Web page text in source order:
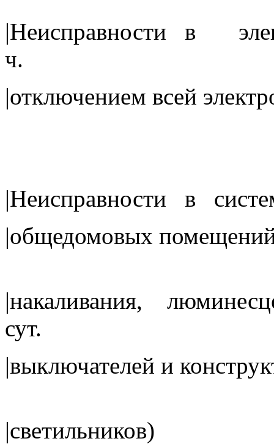
|Неисправности в
ч.
|отключением всей
|Неисправности в
|общедомовых
|накаливания,
сут.
|выключателей и